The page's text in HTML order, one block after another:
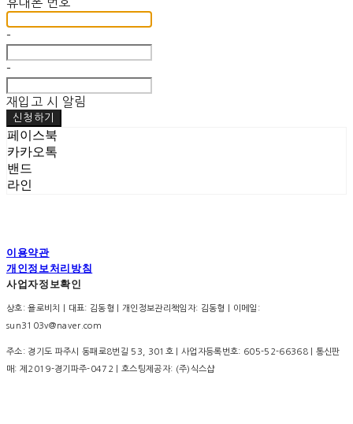
휴대폰 번호
-
-
재입고 시 알림
신청하기
페이스북
카카오톡
밴드
라인
이용약관
개인정보처리방침
사업자정보확인
상호: 욜로비치 | 대표: 김동형 | 개인정보관리책임자: 김동형 | 이메일:
sun3103v@naver.com
주소: 경기도 파주시 동패로8번길 53, 301호 | 사업자등록번호: 605-52-66368| 통신판
매: 제2019-경기파주-0472 | 호스팅제공자: (주)식스샵